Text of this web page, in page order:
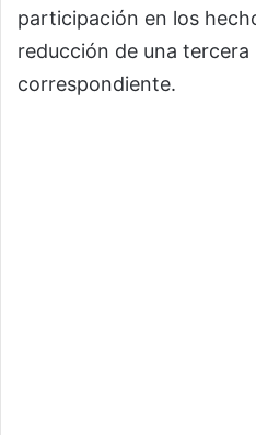
participación en los
reducción de una
correspondiente.